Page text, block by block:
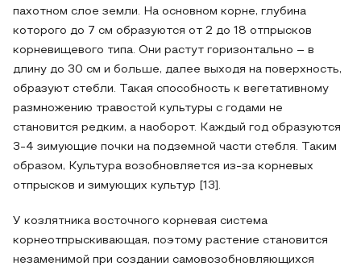
пахотном слое земли. На основном корне, глубина
которого до 7 см образуются от 2 до 18 отпрысков
корневищевого типа. Они растут горизонтально – в
длину до 30 см и больше, далее выходя на поверхность,
образуют стебли. Такая способность к вегетативному
размножению травостой культуры с годами не
становится редким, а наоборот. Каждый год образуются
3-4 зимующие почки на подземной части стебля. Таким
образом, Культура возобновляется из-за корневых
отпрысков и зимующих культур [13].
У козлятника восточного корневая система
корнеотпрыскивающая, поэтому растение становится
незаменимой при создании самовозобновляющихся